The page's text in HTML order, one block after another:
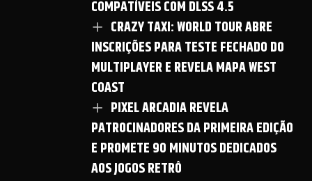
COMPATÍVEIS COM DLSS 4.5
CRAZY TAXI: WORLD TOUR ABRE
INSCRIÇÕES PARA TESTE FECHADO DO
MULTIPLAYER E REVELA MAPA WEST
COAST
PIXEL ARCADIA REVELA
PATROCINADORES DA PRIMEIRA EDIÇÃO
E PROMETE 90 MINUTOS DEDICADOS
AOS JOGOS RETRÔ